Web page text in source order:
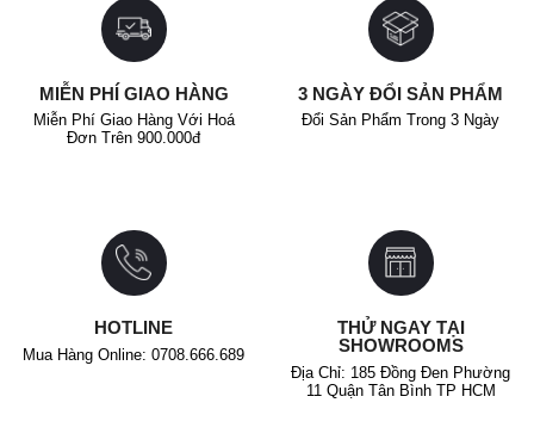
MIỄN PHÍ GIAO HÀNG
Miễn Phí Giao Hàng Với Hoá
Đơn Trên 900.000đ
3 NGÀY ĐỔI SẢN PHẨM
Đổi Sản Phẩm Trong 3 Ngày
HOTLINE
Mua Hàng Online: 0708.666.689
THỬ NGAY TẠI
SHOWROOMS
Địa Chỉ: 185 Đồng Đen Phường
11 Quận Tân Bình TP HCM